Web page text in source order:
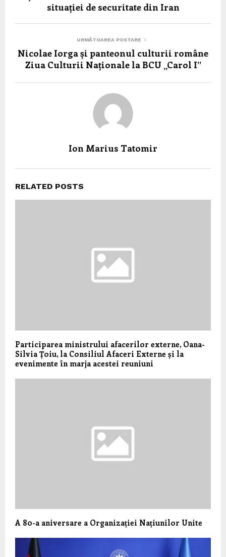
situației de securitate din Iran
URMĂTOAREA POSTARE
Nicolae Iorga și panteonul culturii române
Ziua Culturii Naționale la BCU „Carol I”
Ion Marius Tatomir
RELATED POSTS
Participarea ministrului afacerilor externe, Oana-
Silvia Țoiu, la Consiliul Afaceri Externe și la
evenimente în marja acestei reuniuni
A 80-a aniversare a Organizației Națiunilor Unite